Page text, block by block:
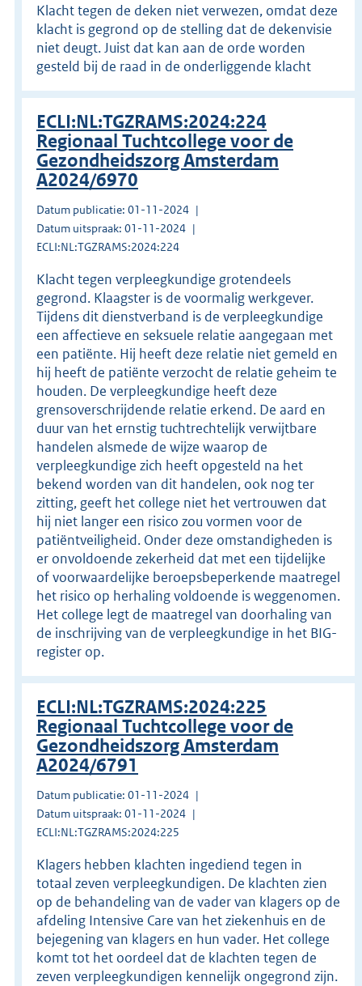
Klacht tegen de deken niet verwezen, omdat deze
klacht is gegrond op de stelling dat de dekenvisie
niet deugt. Juist dat kan aan de orde worden
gesteld bij de raad in de onderliggende klacht
ECLI:NL:TGZRAMS:2024:224
Regionaal Tuchtcollege voor de
Gezondheidszorg Amsterdam
A2024/6970
Datum publicatie: 01-11-2024
Datum uitspraak: 01-11-2024
ECLI:NL:TGZRAMS:2024:224
Klacht tegen verpleegkundige grotendeels
gegrond. Klaagster is de voormalig werkgever.
Tijdens dit dienstverband is de verpleegkundige
een affectieve en seksuele relatie aangegaan met
een patiënte. Hij heeft deze relatie niet gemeld en
hij heeft de patiënte verzocht de relatie geheim te
houden. De verpleegkundige heeft deze
grensoverschrijdende relatie erkend. De aard en
duur van het ernstig tuchtrechtelijk verwijtbare
handelen alsmede de wijze waarop de
verpleegkundige zich heeft opgesteld na het
bekend worden van dit handelen, ook nog ter
zitting, geeft het college niet het vertrouwen dat
hij niet langer een risico zou vormen voor de
patiëntveiligheid. Onder deze omstandigheden is
er onvoldoende zekerheid dat met een tijdelijke
of voorwaardelijke beroepsbeperkende maatregel
het risico op herhaling voldoende is weggenomen.
Het college legt de maatregel van doorhaling van
de inschrijving van de verpleegkundige in het BIG-
register op.
ECLI:NL:TGZRAMS:2024:225
Regionaal Tuchtcollege voor de
Gezondheidszorg Amsterdam
A2024/6791
Datum publicatie: 01-11-2024
Datum uitspraak: 01-11-2024
ECLI:NL:TGZRAMS:2024:225
Klagers hebben klachten ingediend tegen in
totaal zeven verpleegkundigen. De klachten zien
op de behandeling van de vader van klagers op de
afdeling Intensive Care van het ziekenhuis en de
bejegening van klagers en hun vader. Het college
komt tot het oordeel dat de klachten tegen de
zeven verpleegkundigen kennelijk ongegrond zijn.